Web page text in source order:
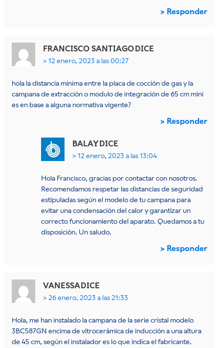
Responder
FRANCISCO SANTIAGO DICE
12 enero, 2023 a las 00:27
hola la distancia mínima entre la placa de cocción de gas y la
campana de extracción o modulo de integración de 65 cm mini
es en base a alguna normativa vigente?
Responder
BALAY DICE
12 enero, 2023 a las 13:04
Hola Francisco, gracias por contactar con nosotros.
Recomendamos respetar las distancias de seguridad
estipuladas según el modelo de tu campana para
evitar una condensación del calor y garantizar un
correcto funcionamiento del aparato. Quedamos a tu
disposición. Un saludo.
Responder
VANESSA DICE
26 enero, 2023 a las 21:33
Hola, me han instalado la campana de la serie cristal modelo
3BC587GN encima de vitrocerámica de inducción a una altura
de 45 cm, según el instalador es lo que indica el fabricante.